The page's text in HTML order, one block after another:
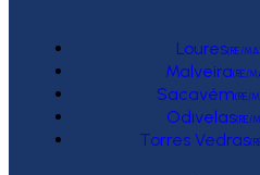
Loures(RE/
Malveira(RE/
Sacavém(RE/
Odivelas(RE/
Torres Vedras